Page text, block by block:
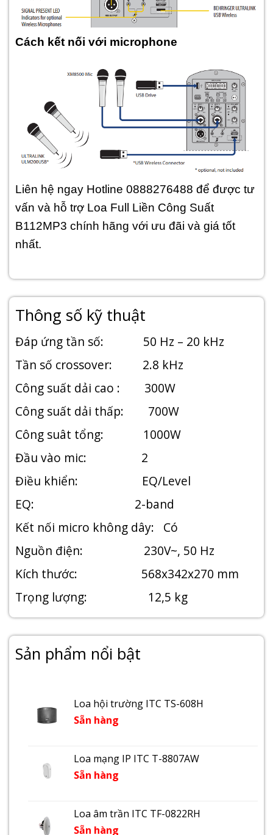
Cách kết nối với microphone
Liên hệ ngay Hotline 0888276488 để được tư
vấn và hỗ trợ Loa Full Liền Công Suất
B112MP3 chính hãng với ưu đãi và giá tốt
nhất.
Thông số kỹ thuật
Đáp ứng tần số: 50 Hz – 20 kHz
Tần số crossover: 2.8 kHz
Công suất dải cao : 300W
Công suất dải thấp: 700W
Công suât tổng: 1000W
Đầu vào mic: 2
Điều khiển: EQ/Level
EQ: 2-band
Kết nối micro không dây: Có
Nguồn điện: 230V~, 50 Hz
Kích thước: 568x342x270 mm
Trọng lượng: 12,5 kg
Sản phẩm nổi bật
Loa hội trường ITC TS-608H
Sẵn hàng
Loa mạng IP ITC T-8807AW
Sẵn hàng
Loa âm trần ITC TF-0822RH
Sẵn hàng